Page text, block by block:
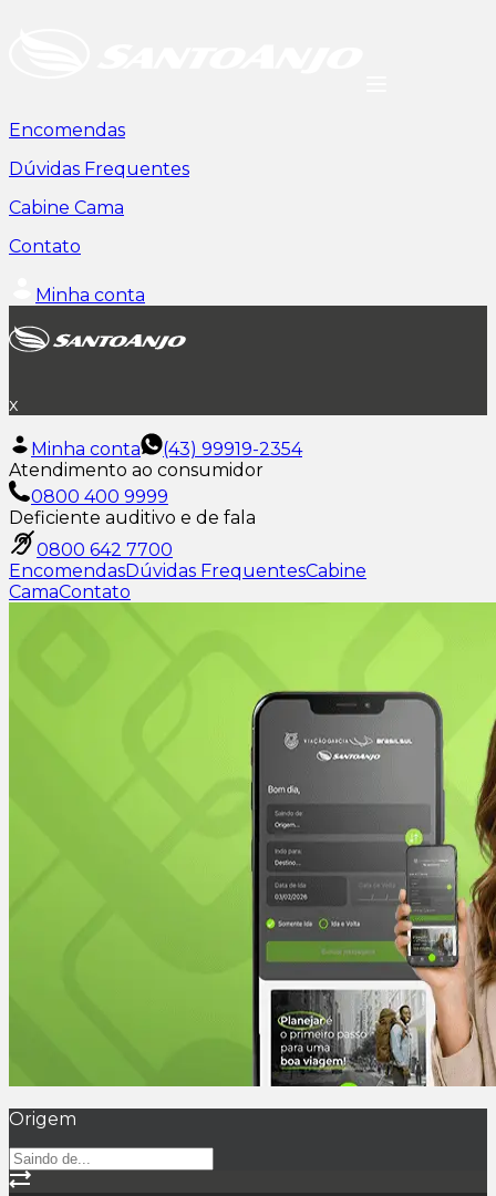
Encomendas
Dúvidas Frequentes
Cabine Cama
Contato
Minha conta
x
Minha conta
(43) 99919-2354
Atendimento ao consumidor
0800 400 9999
Deficiente auditivo e de fala
0800 642 7700
EncomendasDúvidas FrequentesCabine
CamaContato
Origem